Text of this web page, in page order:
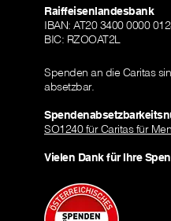
Raiffeisenlandesbank
IBAN: AT20 3400 0000
BIC: RZOOAT2L
Spenden an die Caritas
absetzbar.
SO1240 für Caritas für
Vielen Dank für Ihre